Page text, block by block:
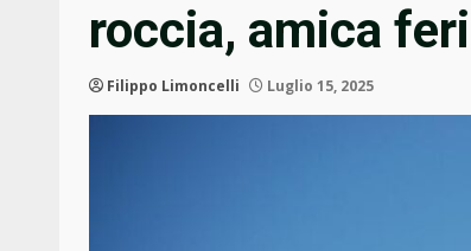
roccia, amica
Filippo Limoncelli Luglio 15, 2025